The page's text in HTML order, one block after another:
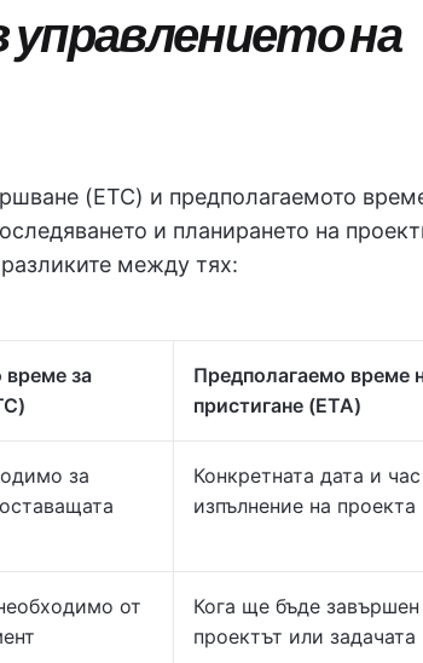
управлението на
(ETC) и предполагаемото
и планирането на
между тях:
време за
Предполагаемо време
пристигане (ETA)
за
Конкретната дата и
изпълнение на проекта
от
Кога ще бъде завършен
проектът или задачата